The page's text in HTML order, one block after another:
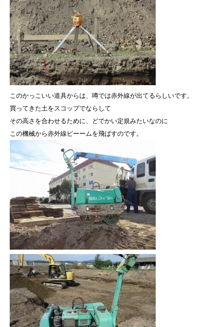
このかっこいい道具からは、噂では赤外線が出てるらしいです。
買ってきた土をスコップでならして
その高さを合わせるために、どでかい定規みたいなのに
この機械から赤外線ビーームを飛ばすのです。